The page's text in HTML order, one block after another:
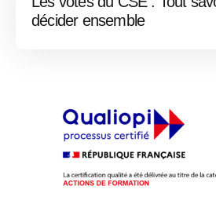
décider ensemble